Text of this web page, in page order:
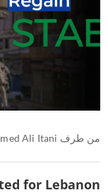
من طرف Ali Itani
for Lebanon